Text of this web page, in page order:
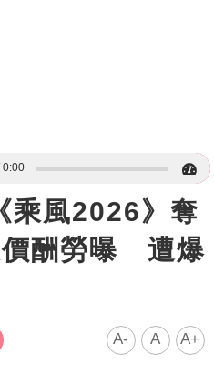
0:00
乘風2026》奪
價酬勞曝 遭爆
A- A A+